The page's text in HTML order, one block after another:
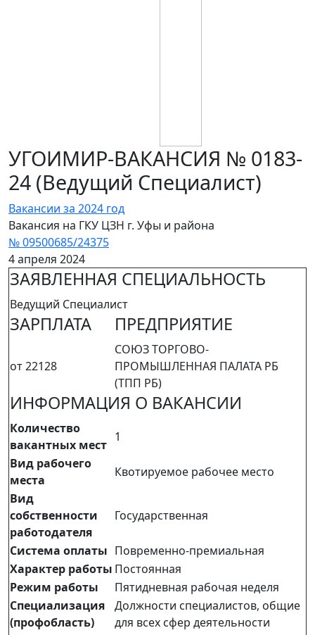
УГОИМИР-ВАКАНСИЯ № 0183-
24 (Ведущий Специалист)
Вакансии за 2024 год
Вакансия на ГКУ ЦЗН г. Уфы и района
№ 09500685/24375
4 апреля 2024
ЗАЯВЛЕННАЯ СПЕЦИАЛЬНОСТЬ
Ведущий Специалист
ЗАРПЛАТА ПРЕДПРИЯТИЕ
от 22128
СОЮЗ ТОРГОВО-
ПРОМЫШЛЕННАЯ ПАЛАТА РБ
(ТПП РБ)
ИНФОРМАЦИЯ О ВАКАНСИИ
Количество
вакантных мест
1
Вид рабочего
места
Квотируемое рабочее место
Вид
собственности
работодателя
Государственная
Система оплаты Повременно-премиальная
Характер работы Постоянная
Режим работы
Пятидневная рабочая неделя
Специализация
(профобласть)
Должности специалистов, общие
для всех сфер деятельности